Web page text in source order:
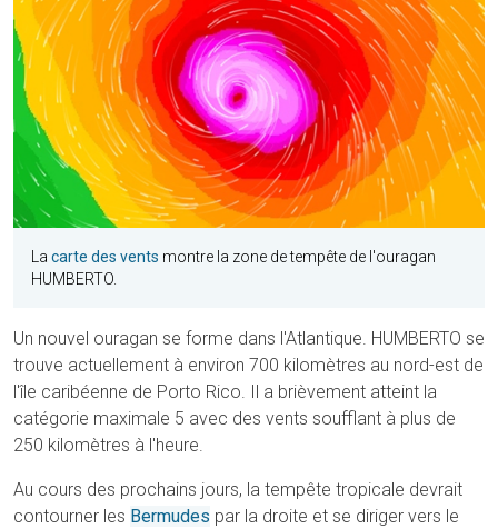
La carte des vents montre la zone de tempête de l'ouragan
HUMBERTO.
Un nouvel ouragan se forme dans l'Atlantique. HUMBERTO se
trouve actuellement à environ 700 kilomètres au nord-est de
l'île caribéenne de Porto Rico. Il a brièvement atteint la
catégorie maximale 5 avec des vents soufflant à plus de
250 kilomètres à l'heure.
Au cours des prochains jours, la tempête tropicale devrait
contourner les Bermudes par la droite et se diriger vers le